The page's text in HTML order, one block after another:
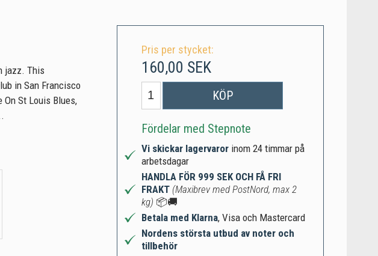
jazz. This
in San Francisco
St Louis Blues,
Pris per stycket:
160,00 SEK
KÖP
Fördelar med Stepnote
Vi skickar lagervaror inom 24 timmar på
arbetsdagar
HANDLA FÖR 999 SEK OCH FÅ FRI
FRAKT (Maxibrev med PostNord, max 2
kg) 📦🚚
Betala med Klarna, Visa och Mastercard
Nordens största utbud av noter och
tillbehör